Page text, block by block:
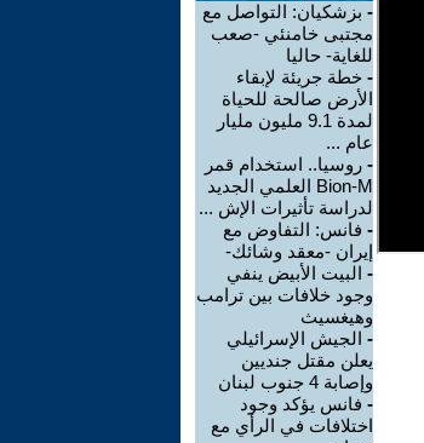
- بزشكيان: التواصل مع
مجتبى خامنئي -صعب
للغاية- حاليا
- خطة جريئة لإبقاء
الأرض صالحة للحياة
لمدة 9.1 مليون مليار
عام ...
- روسيا.. استخدام قمر
Bion-M العلمي الجديد
لدراسة تأثيرات الإش ...
- فانس: التفاوض مع
إيران -معقد وشائك-
- البيت الأبيض ينفي
وجود خلافات بين ترامب
وهيغسيث
- الجيش الإسرائيلي
يعلن مقتل جنديين
وإصابة 4 جنوب لبنان
- فانس يؤكد وجود
اختلافات في الرأي مع